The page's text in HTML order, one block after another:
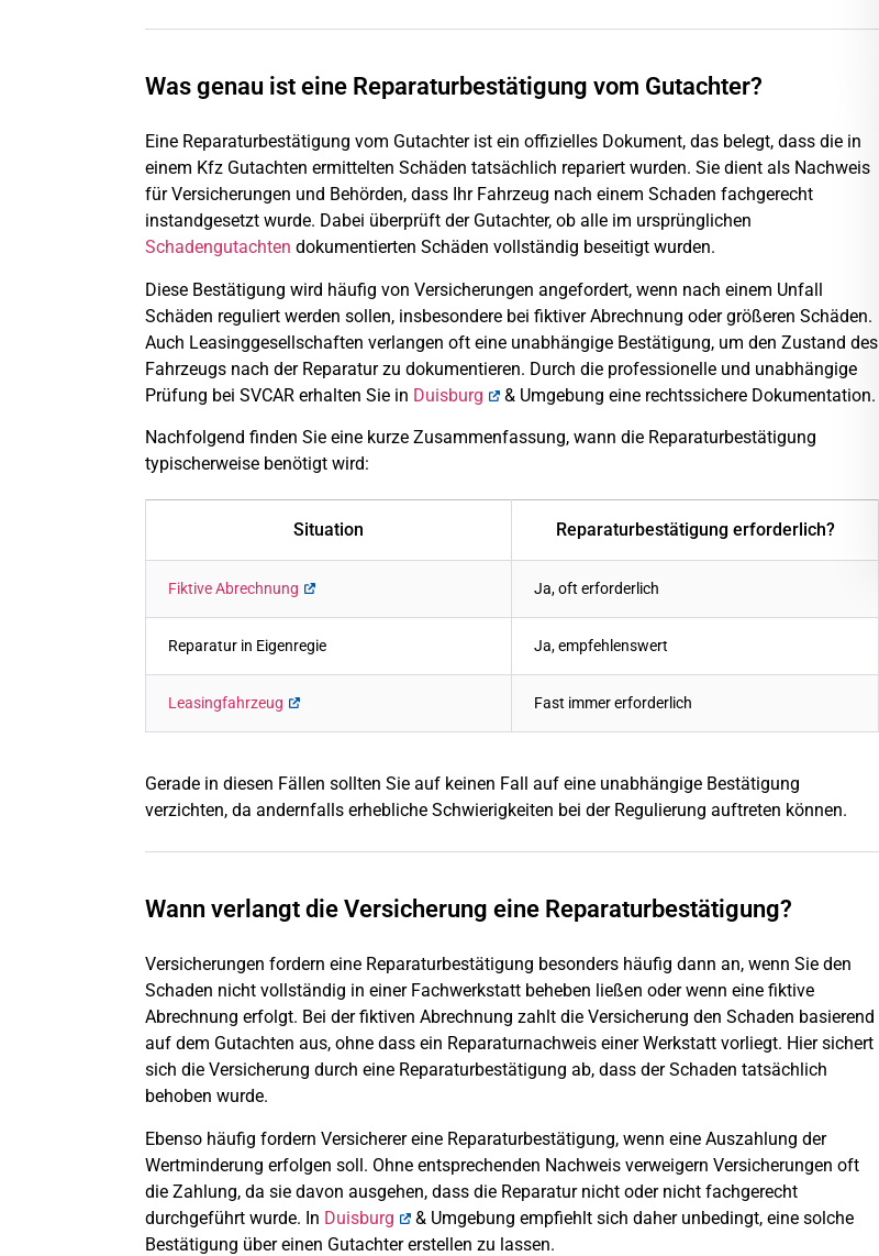
Was genau ist eine Reparaturbestätigung vom Gutachter?
Eine Reparaturbestätigung vom Gutachter ist ein offizielles Dokument, das belegt, dass die in
einem Kfz Gutachten ermittelten Schäden tatsächlich repariert wurden. Sie dient als Nachweis
für Versicherungen und Behörden, dass Ihr Fahrzeug nach einem Schaden fachgerecht
instandgesetzt wurde. Dabei überprüft der Gutachter, ob alle im ursprünglichen
Schadengutachten dokumentierten Schäden vollständig beseitigt wurden.
Diese Bestätigung wird häufig von Versicherungen angefordert, wenn nach einem Unfall
Schäden reguliert werden sollen, insbesondere bei fiktiver Abrechnung oder größeren Schäden.
Auch Leasinggesellschaften verlangen oft eine unabhängige Bestätigung, um den Zustand des
Fahrzeugs nach der Reparatur zu dokumentieren. Durch die professionelle und unabhängige
Prüfung bei SVCAR erhalten Sie in Duisburg & Umgebung eine rechtssichere Dokumentation.
Nachfolgend finden Sie eine kurze Zusammenfassung, wann die Reparaturbestätigung
typischerweise benötigt wird:
Situation Reparaturbestätigung erforderlich?
Fiktive Abrechnung Ja, oft erforderlich
Reparatur in Eigenregie Ja, empfehlenswert
Leasingfahrzeug Fast immer erforderlich
Gerade in diesen Fällen sollten Sie auf keinen Fall auf eine unabhängige Bestätigung
verzichten, da andernfalls erhebliche Schwierigkeiten bei der Regulierung auftreten können.
Wann verlangt die Versicherung eine Reparaturbestätigung?
Versicherungen fordern eine Reparaturbestätigung besonders häufig dann an, wenn Sie den
Schaden nicht vollständig in einer Fachwerkstatt beheben ließen oder wenn eine fiktive
Abrechnung erfolgt. Bei der fiktiven Abrechnung zahlt die Versicherung den Schaden basierend
auf dem Gutachten aus, ohne dass ein Reparaturnachweis einer Werkstatt vorliegt. Hier sichert
sich die Versicherung durch eine Reparaturbestätigung ab, dass der Schaden tatsächlich
behoben wurde.
Ebenso häufig fordern Versicherer eine Reparaturbestätigung, wenn eine Auszahlung der
Wertminderung erfolgen soll. Ohne entsprechenden Nachweis verweigern Versicherungen oft
die Zahlung, da sie davon ausgehen, dass die Reparatur nicht oder nicht fachgerecht
durchgeführt wurde. In Duisburg
& Umgebung empfiehlt sich daher unbedingt, eine solche
Bestätigung über einen Gutachter erstellen zu lassen.